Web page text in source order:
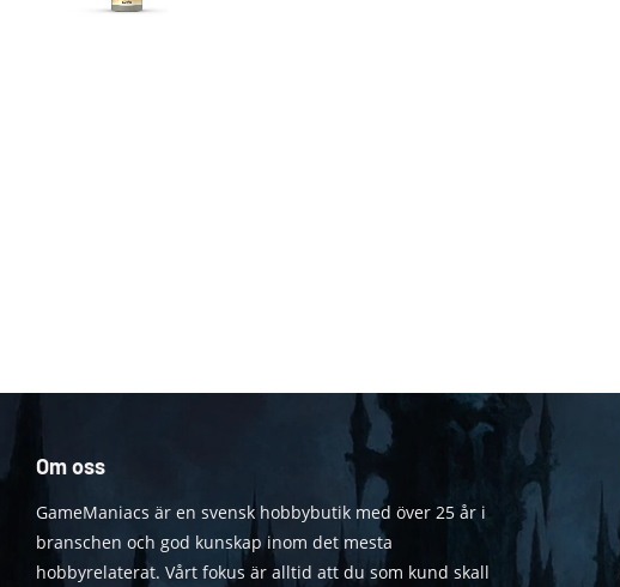
Om oss
GameManiacs är en svensk hobbybutik med över 25 år i
branschen och god kunskap inom det mesta
hobbyrelaterat. Vårt fokus är alltid att du som kund skall